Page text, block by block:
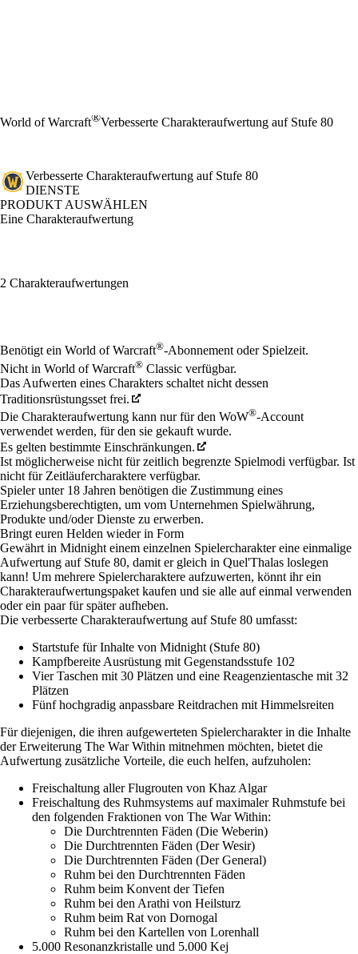
World of Warcraft®Verbesserte Charakteraufwertung auf Stufe 80
Verbesserte Charakteraufwertung auf Stufe 80
DIENSTE
PRODUKT AUSWÄHLEN
Eine Charakteraufwertung
2 Charakteraufwertungen
Available actions
Benötigt ein World of Warcraft®-Abonnement oder Spielzeit.
Nicht in World of Warcraft® Classic verfügbar.
Das Aufwerten eines Charakters schaltet nicht dessen
Traditionsrüstungsset frei.
Die Charakteraufwertung kann nur für den WoW®-Account
verwendet werden, für den sie gekauft wurde.
Es gelten bestimmte Einschränkungen.
Ist möglicherweise nicht für zeitlich begrenzte Spielmodi verfügbar. Ist
nicht für Zeitläufercharaktere verfügbar.
Spieler unter 18 Jahren benötigen die Zustimmung eines
Erziehungsberechtigten, um vom Unternehmen Spielwährung,
Produkte und/oder Dienste zu erwerben.
Bringt euren Helden wieder in Form
Gewährt in Midnight einem einzelnen Spielercharakter eine einmalige
Aufwertung auf Stufe 80, damit er gleich in Quel'Thalas loslegen
kann! Um mehrere Spielercharaktere aufzuwerten, könnt ihr ein
Charakteraufwertungspaket kaufen und sie alle auf einmal verwenden
oder ein paar für später aufheben.
Die verbesserte Charakteraufwertung auf Stufe 80 umfasst:
Startstufe für Inhalte von Midnight (Stufe 80)
Kampfbereite Ausrüstung mit Gegenstandsstufe 102
Vier Taschen mit 30 Plätzen und eine Reagenzientasche mit 32
Plätzen
Fünf hochgradig anpassbare Reitdrachen mit Himmelsreiten
Für diejenigen, die ihren aufgewerteten Spielercharakter in die Inhalte
der Erweiterung The War Within mitnehmen möchten, bietet die
Aufwertung zusätzliche Vorteile, die euch helfen, aufzuholen:
Freischaltung aller Flugrouten von Khaz Algar
Freischaltung des Ruhmsystems auf maximaler Ruhmstufe bei
den folgenden Fraktionen von The War Within:
Die Durchtrennten Fäden (Die Weberin)
Die Durchtrennten Fäden (Der Wesir)
Die Durchtrennten Fäden (Der General)
Ruhm bei den Durchtrennten Fäden
Ruhm beim Konvent der Tiefen
Ruhm bei den Arathi von Heilsturz
Ruhm beim Rat von Dornogal
Ruhm bei den Kartellen von Lorenhall
5.000 Resonanzkristalle und 5.000 Kej